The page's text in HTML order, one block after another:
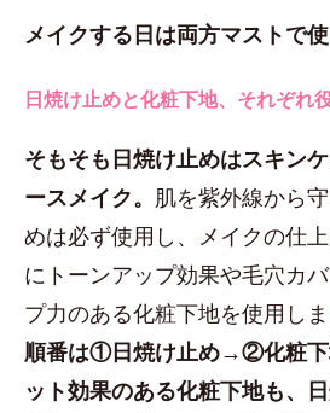
メイクする日は両方マストで使
日焼け止めと化粧下地、それぞれ
そもそも日焼け止めはスキン
ースメイク。 肌を紫外線から
めは必ず使用し、メイクの仕
にトーンアップ効果や毛穴カ
プ力のある化粧下地を使用しま
順番は①日焼け止め→②化粧
ット効果のある化粧下地も、